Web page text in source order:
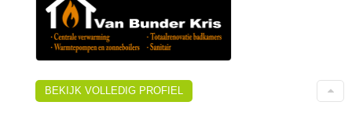
BEKIJK VOLLEDIG PROFIEL